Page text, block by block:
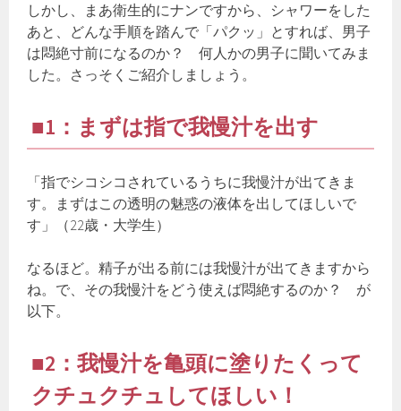
しかし、まあ衛生的にナンですから、シャワーをした
あと、どんな手順を踏んで「パクッ」とすれば、男子
は悶絶寸前になるのか？ 何人かの男子に聞いてみま
した。さっそくご紹介しましょう。
■1：まずは指で我慢汁を出す
「指でシコシコされているうちに我慢汁が出てきま
す。まずはこの透明の魅惑の液体を出してほしいで
す」（22歳・大学生）
なるほど。精子が出る前には我慢汁が出てきますから
ね。で、その我慢汁をどう使えば悶絶するのか？ が
以下。
■2：我慢汁を亀頭に塗りたくって
クチュクチュしてほしい！